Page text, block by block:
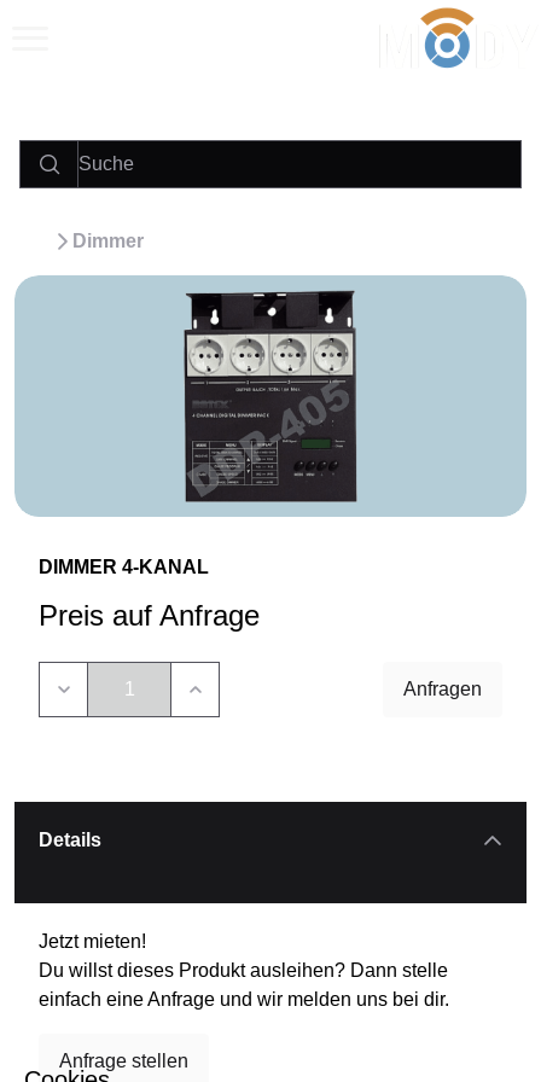
Dimmer
DIMMER 4-KANAL
Preis auf Anfrage
Anfragen
Details
Jetzt mieten!
Du willst dieses Produkt ausleihen? Dann stelle
einfach eine Anfrage und wir melden uns bei dir.
Anfrage stellen